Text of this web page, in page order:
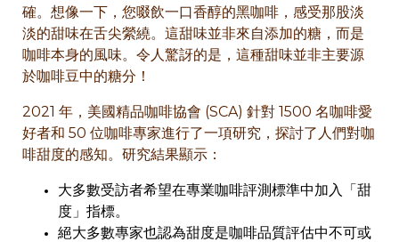
確。想像一下，您啜飲一口香醇的黑咖啡，感受那股淡
淡的甜味在舌尖縈繞。這甜味並非來自添加的糖，而是
咖啡本身的風味。令人驚訝的是，這種甜味並非主要源
於咖啡豆中的糖分！
2021 年，美國精品咖啡協會 (SCA) 針對 1500 名咖啡愛
好者和 50 位咖啡專家進行了一項研究，探討了人們對咖
啡甜度的感知。研究結果顯示：
大多數受訪者希望在專業咖啡評測標準中加入「甜
度」指標。
絕大多數專家也認為甜度是咖啡品質評估中不可或